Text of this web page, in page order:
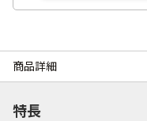
商品詳細
特長